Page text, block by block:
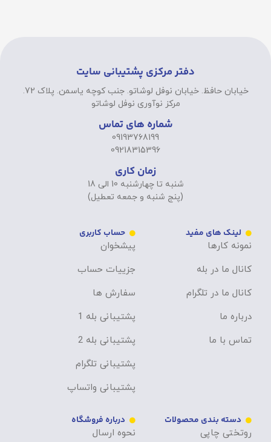
دفتر مرکزی پشتیبانی سایت
خیابان حافظ. خیابان نوفل لوشاتو. جنب کوچه یاسمن. پلاک 72.
مرکز نوآوری نوفل لوشاتو
شماره های تماس
09193768199
09218315396
زمان کاری
شنبه تا چهارشنبه 10 الی 18
(پنج شنبه و جمعه تعطیل)
لینک های مفید
نمونه کارها
کانال ما در بله
کانال ما در تلگرام
درباره ما
تماس با ما
حساب کاربری
پیشخوان
جزییات حساب
سفارش ها
پشتیبانی بله 1
پشتیبانی بله 2
پشتیبانی تلگرام
پشتیبانی واتساپ
دسته بندی محصولات
روتختی چاپی
درباره فروشگاه
نحوه ارسال